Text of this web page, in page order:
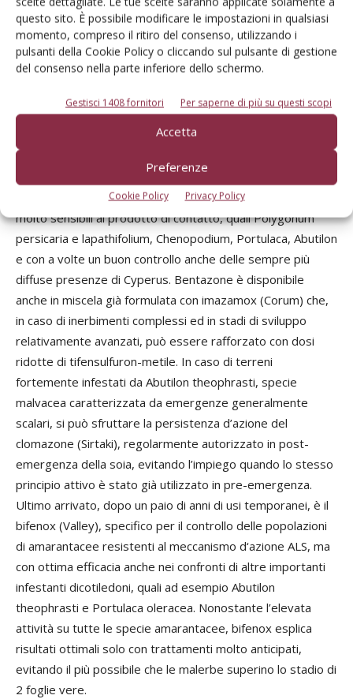
questo sito. È possibile modificare le impostazioni in qualsiasi
momento, compreso il ritiro del consenso, utilizzando i
pulsanti della Cookie Policy o cliccando sul pulsante di gestione
del consenso nella parte inferiore dello schermo.
Gestisci 1408 fornitori Per saperne di più su questi scopi
Accetta
Preferenze
Cookie Policy Privacy Policy
Nonostante le limitazioni dei dosaggi, è stato rivalutato
l’impiego del bentazone (Basagran SG, Blast SG.),
frequentemente addizionato alla miscela di imazamox +
tifensulfuron-metile sia nei casi di presumibili presenze di
popolazioni di Amaranthus retroflexus resistenti agli
erbicidi ALS, sia per rafforzare l’attività su alcune infestanti
molto sensibili al prodotto di contatto, quali Polygonum
persicaria e lapathifolium, Chenopodium, Portulaca, Abutilon
e con a volte un buon controllo anche delle sempre più
diffuse presenze di Cyperus. Bentazone è disponibile
anche in miscela già formulata con imazamox (Corum) che,
in caso di inerbimenti complessi ed in stadi di sviluppo
relativamente avanzati, può essere rafforzato con dosi
ridotte di tifensulfuron-metile. In caso di terreni
fortemente infestati da Abutilon theophrasti, specie
malvacea caratterizzata da emergenze generalmente
scalari, si può sfruttare la persistenza d’azione del
clomazone (Sirtaki), regolarmente autorizzato in post-
emergenza della soia, evitando l’impiego quando lo stesso
principio attivo è stato già utilizzato in pre-emergenza.
Ultimo arrivato, dopo un paio di anni di usi temporanei, è il
bifenox (Valley), specifico per il controllo delle popolazioni
di amarantacee resistenti al meccanismo d‘azione ALS, ma
con ottima efficacia anche nei confronti di altre importanti
infestanti dicotiledoni, quali ad esempio Abutilon
theophrasti e Portulaca oleracea. Nonostante l’elevata
attività su tutte le specie amarantacee, bifenox esplica
risultati ottimali solo con trattamenti molto anticipati,
evitando il più possibile che le malerbe superino lo stadio di
2 foglie vere.